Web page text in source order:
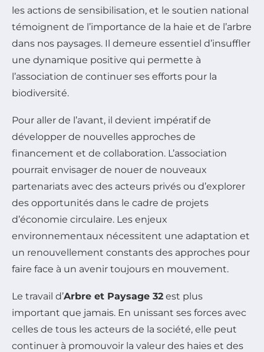
les actions de sensibilisation, et le soutien national
témoignent de l’importance de la haie et de l’arbre
dans nos paysages. Il demeure essentiel d’insuffler
une dynamique positive qui permette à
l’association de continuer ses efforts pour la
biodiversité.
Pour aller de l’avant, il devient impératif de
développer de nouvelles approches de
financement et de collaboration. L’association
pourrait envisager de nouer de nouveaux
partenariats avec des acteurs privés ou d’explorer
des opportunités dans le cadre de projets
d’économie circulaire. Les enjeux
environnementaux nécessitent une adaptation et
un renouvellement constants des approches pour
faire face à un avenir toujours en mouvement.
Le travail d’Arbre et Paysage 32 est plus
important que jamais. En unissant ses forces avec
celles de tous les acteurs de la société, elle peut
continuer à promouvoir la valeur des haies et des